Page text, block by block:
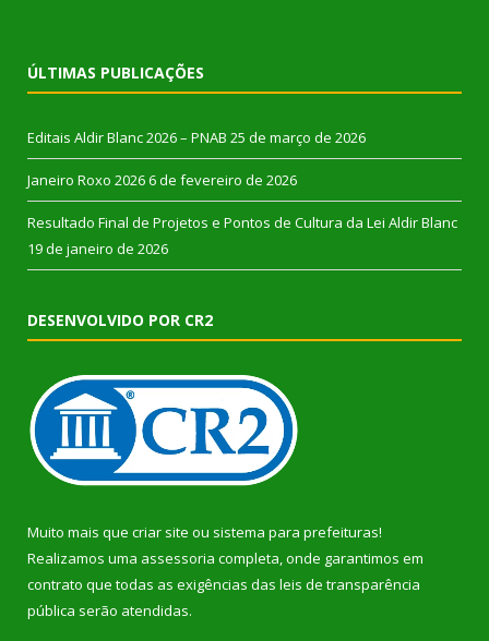
ÚLTIMAS PUBLICAÇÕES
Editais Aldir Blanc 2026 – PNAB 25 de março de 2026
Janeiro Roxo 2026 6 de fevereiro de 2026
Resultado Final de Projetos e Pontos de Cultura da Lei Aldir Blanc
19 de janeiro de 2026
DESENVOLVIDO POR CR2
Muito mais que criar site ou sistema para prefeituras!
Realizamos uma assessoria completa, onde garantimos em
contrato que todas as exigências das leis de transparência
pública serão atendidas.